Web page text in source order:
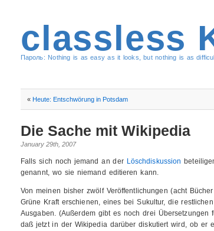
classless
Пароль: Nothing is as easy as it looks, but nothing is as
« Heute: Entschwörung in Potsdam
Die Sache mit Wikipedia
January 29th, 2007
Falls sich noch jemand an der Löschdiskussion
genannt, wo sie niemand editieren kann.
Von meinen bisher zwölf Veröffentlichungen (acht
Grüne Kraft erschienen, eines bei Sukultur, die
Ausgaben. (Außerdem gibt es noch drei
daß jetzt in der Wikipedia darüber diskutiert wird, ob er